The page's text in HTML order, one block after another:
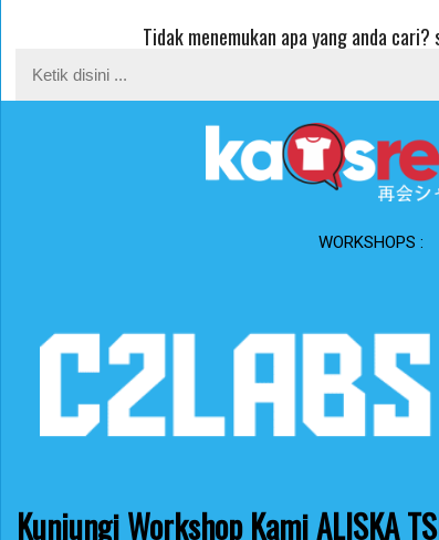
Tidak menemukan apa yang anda
WORKSHOPS :
Kunjungi Workshop Kami ALISKA